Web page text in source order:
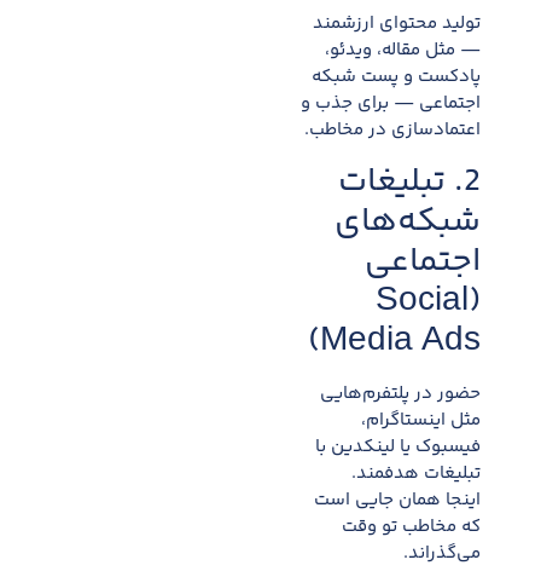
تولید محتوای ارزشمند
— مثل مقاله، ویدئو،
پادکست و پست شبکه
اجتماعی — برای جذب و
اعتمادسازی در مخاطب.
2. تبلیغات
شبکه‌های
اجتماعی
(Social
Media Ads)
حضور در پلتفرم‌هایی
مثل اینستاگرام،
فیسبوک یا لینکدین با
تبلیغات هدفمند.
اینجا همان جایی است
که مخاطب تو وقت
می‌گذراند.